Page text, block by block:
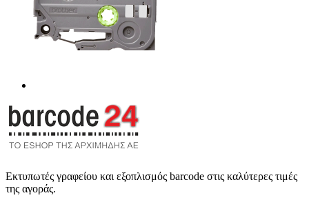
Εκτυπωτές γραφείου και εξοπλισμός barcode στις καλύτερες τιμές
της αγοράς.